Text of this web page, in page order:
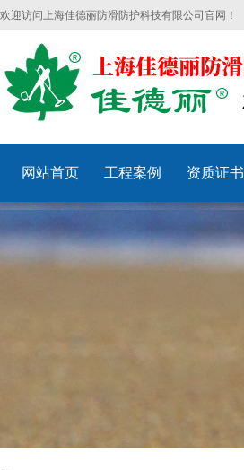
欢迎访问上海佳德丽防滑防护科技有限公司官网！
网站首页 工程案例 资质证书